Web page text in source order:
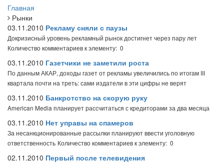
Главная
Рынки
03.11.2010 Рекламу сняли с паузы
Докризисный уровень рекламный рынок достигнет через пару лет
Количество комментариев к элементу: 0
03.11.2010 Газетчики не заметили роста
По данным АКАР, доходы газет от рекламы увеличились по итогам III
квартала почти на треть: сами издатели в эти цифры не верят
03.11.2010 Банкротство на скорую руку
American Media планирует рассчитаться с кредиторами за два месяца
03.11.2010 Нет управы на спамеров
За несанкционированные рассылки планируют ввести уголовную
ответственность Количество комментариев к элементу: 0
02.11.2010 Первый после телевидения